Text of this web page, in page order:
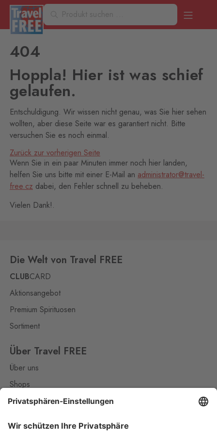
404
Hoppla! Hier ist was schief
gelaufen.
Entschuldigung. Wir wissen nicht genau, was Sie hier sehen
wollten, aber diese Seite war es garantiert nicht. Bitte
versuchen Sie es noch einmal.
Zurück zur vorherigen Seite
Wenn Sie in ein paar Minuten immer noch hier landen,
helfen Sie uns bitte mit einer E-Mail an administrator@travel-
free.cz dabei, den Fehler schnell zu beheben.
Vielen Dank!.
Die Welt von Travel FREE
CLUBCARD
Aktionsangebot
Premium Spirituosen
Sortiment
Über Travel FREE
Über uns
Shops
Kontakt
Nützliches